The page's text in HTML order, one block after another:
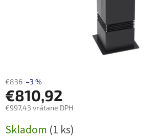
€836 –3 %
€810,92
€997,43 vrátane DPH
cena:
Skladom (1 ks)